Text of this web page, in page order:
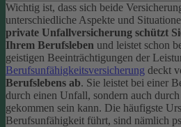
Wichtig ist, dass sich beide
unterschiedliche Aspekte und
private Unfallversicherung schützt
Ihrem Berufsleben und leistet schon
geistigen Beeinträchtigungen der
Berufsunfähigkeitsversicherung deckt
Berufslebens ab. Sie leistet bei einer
durch einen Unfall, sondern auch
gekommen sein kann. Die häufigste
Berufsunfähigkeit führt, sind nämlich